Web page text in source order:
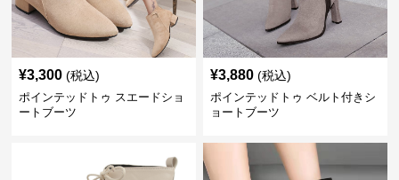
¥3,300 (税込)
ポインテッドトゥ スエードショ
ートブーツ
¥3,880 (税込)
ポインテッドトゥ ベルト付きシ
ョートブーツ